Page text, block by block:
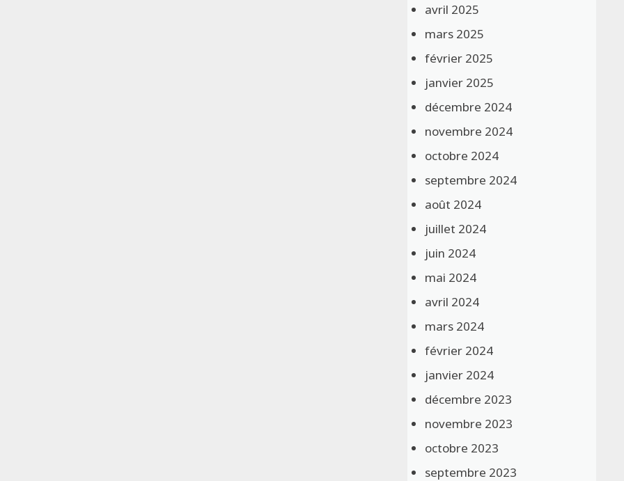
avril 2025
mars 2025
février 2025
janvier 2025
décembre 2024
novembre 2024
octobre 2024
septembre 2024
août 2024
juillet 2024
juin 2024
mai 2024
avril 2024
mars 2024
février 2024
janvier 2024
décembre 2023
novembre 2023
octobre 2023
septembre 2023